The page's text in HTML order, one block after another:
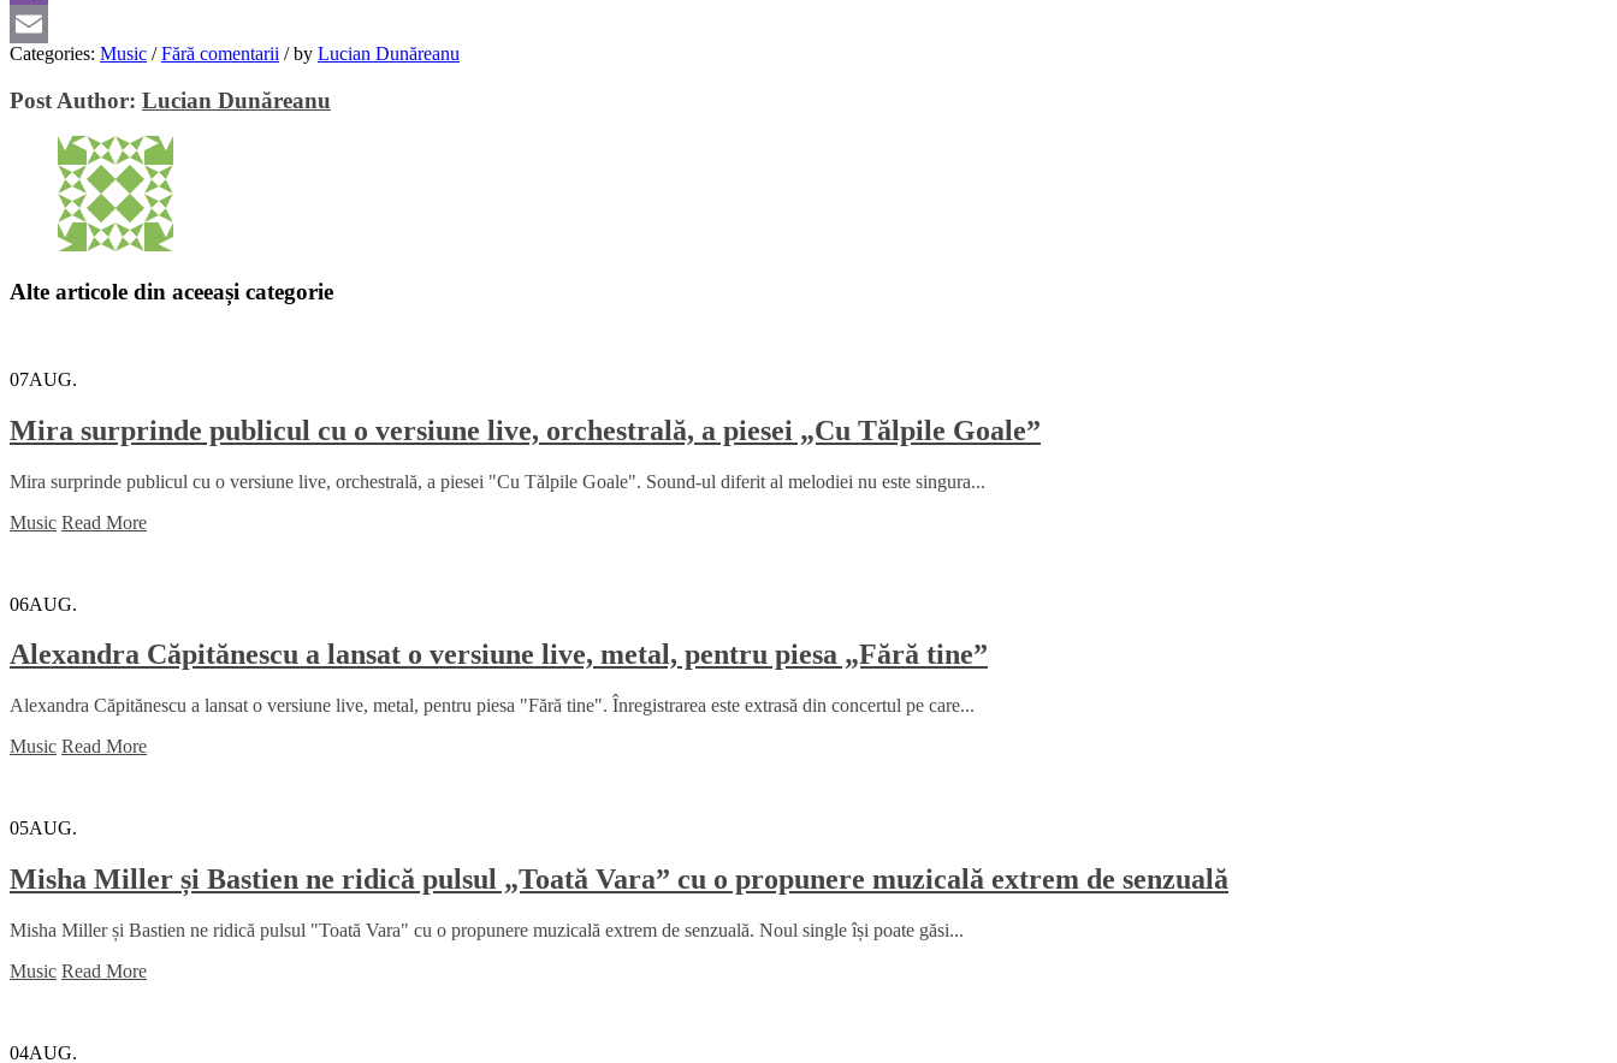
Viber
Email
Categories: Music / Fără comentarii /by Lucian Dunăreanu
Post Author: Lucian Dunăreanu
Alte articole din aceeași categorie
07AUG.
Mira surprinde publicul cu o versiune live, orchestrală, a piesei „Cu Tălpile Goale”
Mira surprinde publicul cu o versiune live, orchestrală, a piesei "Cu Tălpile Goale". Sound-ul diferit al melodiei nu este singura...
Music Read More
06AUG.
Alexandra Căpitănescu a lansat o versiune live, metal, pentru piesa „Fără tine”
Alexandra Căpitănescu a lansat o versiune live, metal, pentru piesa "Fără tine". Înregistrarea este extrasă din concertul pe care...
Music Read More
05AUG.
Misha Miller și Bastien ne ridică pulsul „Toată Vara” cu o propunere muzicală extrem de senzuală
Misha Miller și Bastien ne ridică pulsul "Toată Vara" cu o propunere muzicală extrem de senzuală. Noul single își poate găsi...
Music Read More
04AUG.